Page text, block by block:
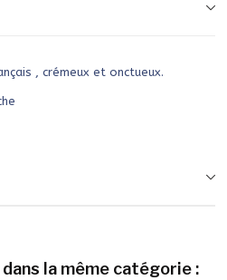
, crémeux et onctueux.
la même catégorie :